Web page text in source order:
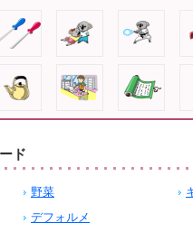
ド
野菜
デフォルメ